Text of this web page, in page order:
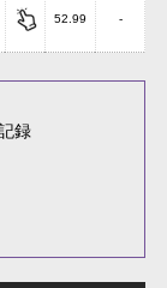
52.99 -
録